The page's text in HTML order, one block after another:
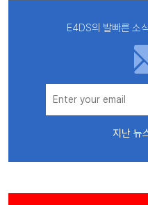
E4DS의 발빠른 소
지난 뉴